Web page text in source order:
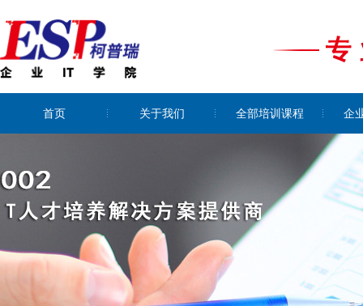
首页 关于我们 全部培训课程 企